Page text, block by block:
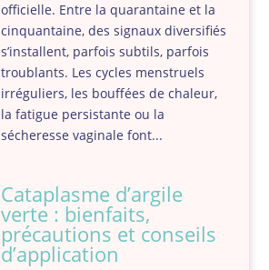
officielle. Entre la quarantaine et la
cinquantaine, des signaux diversifiés
s’installent, parfois subtils, parfois
troublants. Les cycles menstruels
irréguliers, les bouffées de chaleur,
la fatigue persistante ou la
sécheresse vaginale font...
Cataplasme d’argile
verte : bienfaits,
précautions et conseils
d’application